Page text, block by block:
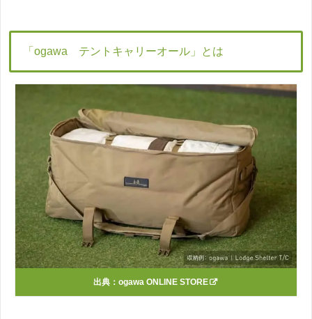
「ogawa テントキャリーオール」とは
出典： ogawa ONLINE STORE